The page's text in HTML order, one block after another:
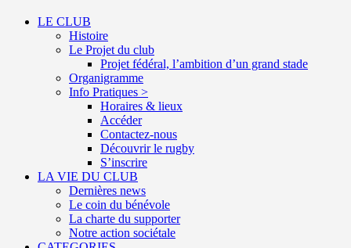
LE CLUB
Histoire
Le Projet du club
Projet fédéral, l’ambition d’un grand stade
Organigramme
Info Pratiques >
Horaires & lieux
Accéder
Contactez-nous
Découvrir le rugby
S’inscrire
LA VIE DU CLUB
Dernières news
Le coin du bénévole
La charte du supporter
Notre action sociétale